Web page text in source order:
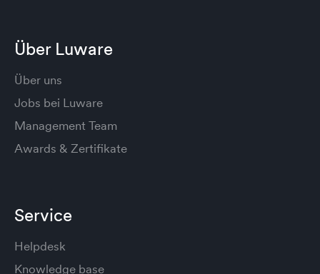
Über Luware
Über uns
Jobs bei Luware
Management Team
Awards & Zertifikate
Service
Helpdesk
Knowledge base